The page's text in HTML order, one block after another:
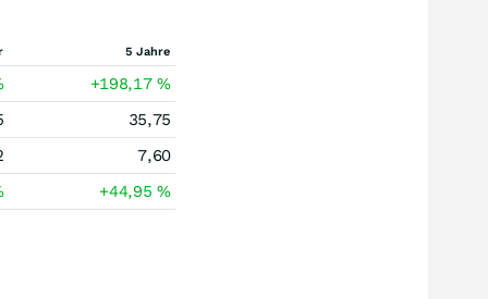
5 Jahre
+198,17%
35,75
7,60
+44,95%